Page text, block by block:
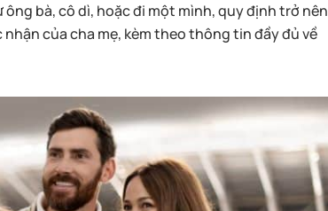
bà, cô dì, hoặc đi một mình, quy định trở nên
của cha mẹ, kèm theo thông tin đầy đủ về